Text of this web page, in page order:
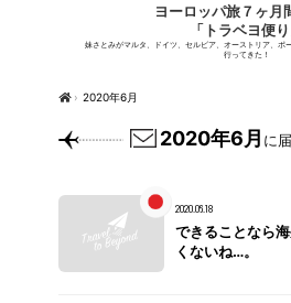
ヨーロッパ旅７ヶ月
「トラベヨ便り
妹さとみがマルタ、ドイツ、セルビア、オーストリア、ポ
行ってきた！
› 2020年6月
2020年6月 に
2020.06.18
できることなら
くないね…。